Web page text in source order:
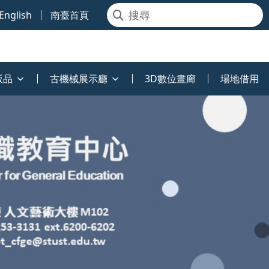
南臺首頁
品 古機械展示廳 3D數位畫廊 場地借用